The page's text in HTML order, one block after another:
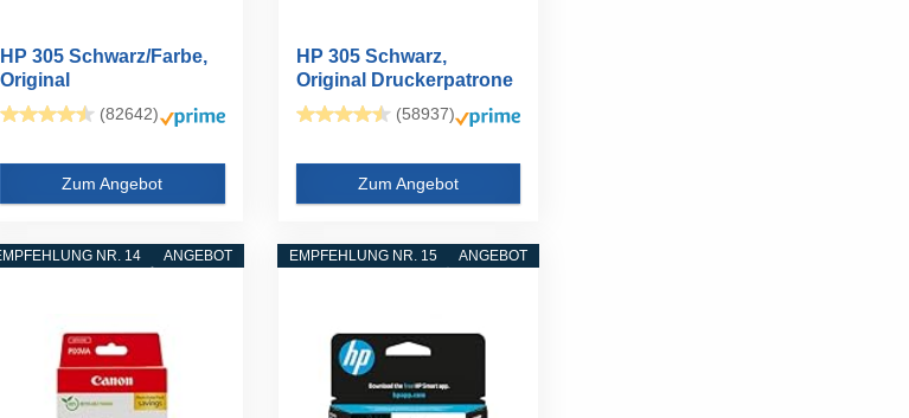
HP 305 Schwarz/Farbe,
Original
Druckerpatronen...
(82642)
Zum Angebot
HP 305 Schwarz,
Original Druckerpatrone
(58937)
Zum Angebot
ANGEBOT
NR. 14 ANGEBOT
EMPFEHLUNG NR. 15